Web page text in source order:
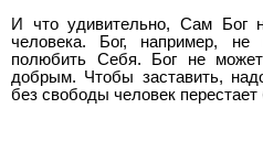
И что удивительно, Сам Бог
человека. Бог, например, не
полюбить Себя. Бог не может
добрым. Чтобы заставить,
без свободы человек